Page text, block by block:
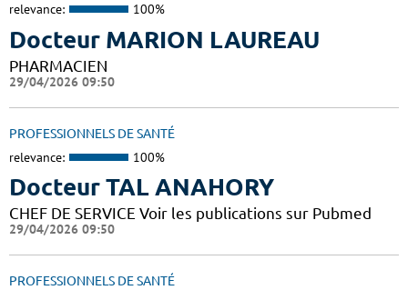
relevance: 100%
Docteur MARION LAUREAU
PHARMACIEN
29/04/2026 09:50
PROFESSIONNELS DE SANTÉ
relevance: 100%
Docteur TAL ANAHORY
CHEF DE SERVICE Voir les publications sur Pubmed
29/04/2026 09:50
PROFESSIONNELS DE SANTÉ